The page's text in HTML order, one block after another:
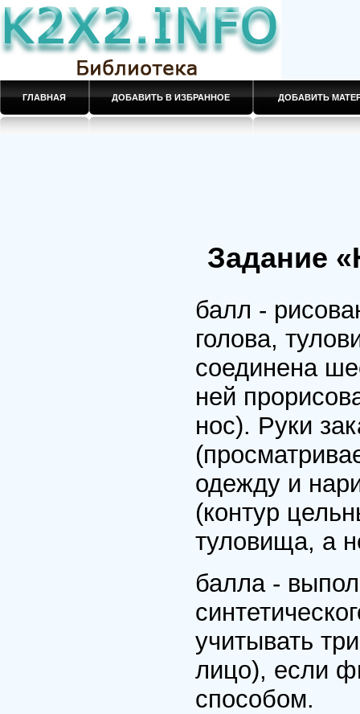
ГЛАВНАЯ ДОБАВИТЬ В ИЗБРАННОЕ ДОБАВИТЬ
Задание
балл -
голова,
соединена
ней
нос). Руки
одежду и
(контур
туловища, а
балла -
учитывать
лицо), если
способом.